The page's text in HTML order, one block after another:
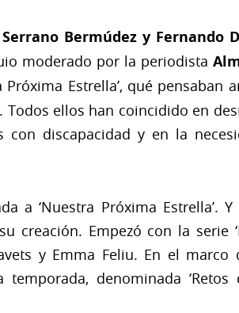
Bermúdez y Fernando
moderado por la periodista
Estrella’, qué pensaban
ellos han coincidido en
discapacidad y en la
a ‘Nuestra Próxima Estrella’.
creación. Empezó con la serie
y Emma Feliu. En el marco
denominada ‘Retos